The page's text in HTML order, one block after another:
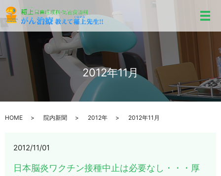
メ
2012年11月
HOME 院内新聞 2012年 2012年11月
2012/11/01
日本脳炎ワクチン接種中止は必要なし・・・厚